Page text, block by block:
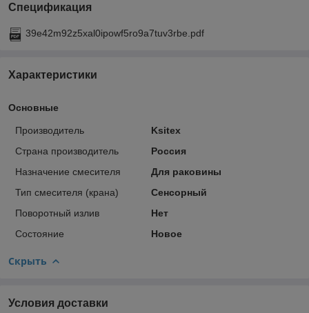
Спецификация
39e42m92z5xal0ipowf5ro9a7tuv3rbe.pdf
Характеристики
Основные
Производитель
Ksitex
Страна производитель
Россия
Назначение смесителя
Для раковины
Тип смесителя (крана)
Сенсорный
Поворотный излив
Нет
Состояние
Новое
Скрыть
Условия доставки